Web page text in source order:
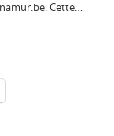
Cette…